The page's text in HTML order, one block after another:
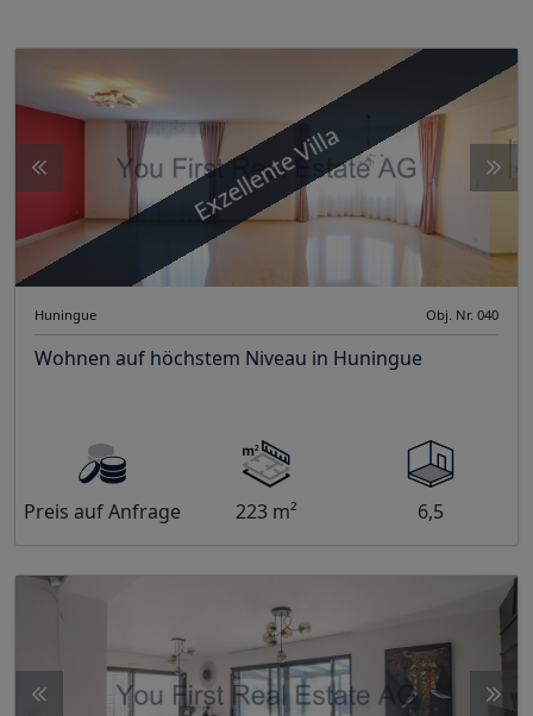
Exzellente Villa
Huningue Obj. Nr. 040
Wohnen auf höchstem Niveau in Huningue
Preis auf Anfrage 223 m² 6,5